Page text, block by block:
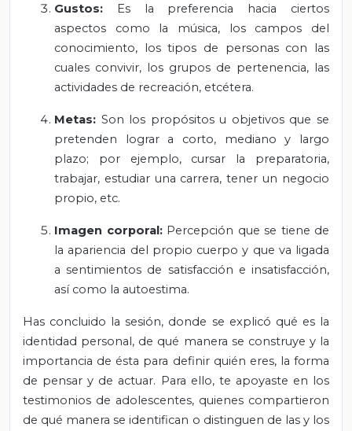
Gustos: Es la preferencia hacia ciertos
aspectos como la música, los campos del
conocimiento, los tipos de personas con las
cuales convivir, los grupos de pertenencia, las
actividades de recreación, etcétera.
Metas: Son los propósitos u objetivos que se
pretenden lograr a corto, mediano y largo
plazo; por ejemplo, cursar la preparatoria,
trabajar, estudiar una carrera, tener un negocio
propio, etc.
Imagen corporal: Percepción que se tiene de
la apariencia del propio cuerpo y que va ligada
a sentimientos de satisfacción e insatisfacción,
así como la autoestima.
Has concluido la sesión, donde se explicó qué es la
identidad personal, de qué manera se construye y la
importancia de ésta para definir quién eres, la forma
de pensar y de actuar. Para ello, te apoyaste en los
testimonios de adolescentes, quienes compartieron
de qué manera se identifican o distinguen de las y los